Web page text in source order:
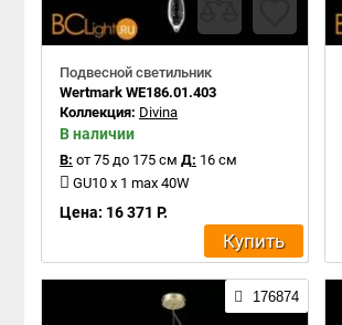
Подвесной светильник
Wertmark WE186.01.403
Коллекция: Divina
В наличии
В: от 75 до 175 см Д: 16 см
GU10 x 1 max 40W
Цена: 16 371 Р.
Купить
176874